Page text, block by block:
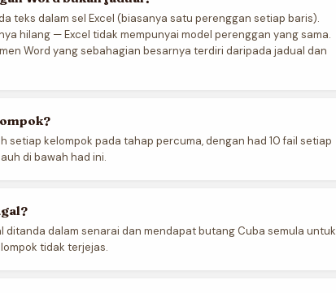
teks dalam sel Excel (biasanya satu perenggan setiap baris).
hilang — Excel tidak mempunyai model perenggan yang sama.
Word yang sebahagian besarnya terdiri daripada jadual dan
setiap kelompok pada tahap percuma, dengan had 10 fail setiap
di bawah had ini.
ditanda dalam senarai dan mendapat butang Cuba semula untuk
tidak terjejas.